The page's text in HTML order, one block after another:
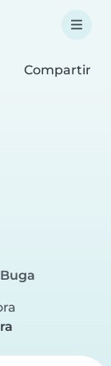
Compartir